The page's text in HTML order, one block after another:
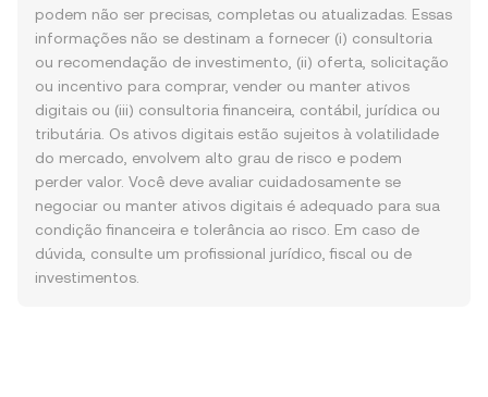
podem não ser precisas, completas ou atualizadas. Essas
informações não se destinam a fornecer (i) consultoria
ou recomendação de investimento, (ii) oferta, solicitação
ou incentivo para comprar, vender ou manter ativos
digitais ou (iii) consultoria financeira, contábil, jurídica ou
tributária. Os ativos digitais estão sujeitos à volatilidade
do mercado, envolvem alto grau de risco e podem
perder valor. Você deve avaliar cuidadosamente se
negociar ou manter ativos digitais é adequado para sua
condição financeira e tolerância ao risco. Em caso de
dúvida, consulte um profissional jurídico, fiscal ou de
investimentos.